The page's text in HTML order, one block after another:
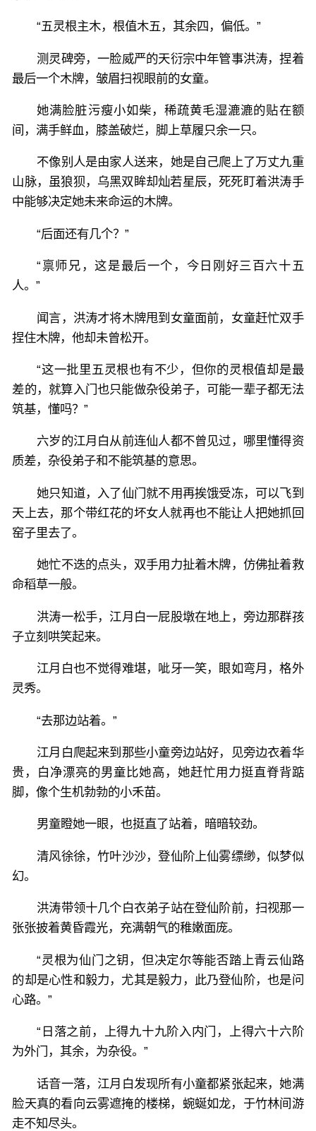
白嫖请有白嫖的基本素养，除了夸我，白嫖请不要发
无CP！
“五灵根主木，根值木五，其余四，偏低。”
测灵碑旁，一脸威严的天衍宗中年管事洪涛，捏着
最后一个木牌，皱眉扫视眼前的女童。
她满脸脏污瘦小如柴，稀疏黄毛湿漉漉的贴在额
间，满手鲜血，膝盖破烂，脚上草履只余一只。
不像别人是由家人送来，她是自己爬上了万丈九重
山脉，虽狼狈，乌黑双眸却灿若星辰，死死盯着洪涛手
中能够决定她未来命运的木牌。
“后面还有几个？”
“禀师兄，这是最后一个，今日刚好三百六十五
人。”
闻言，洪涛才将木牌甩到女童面前，女童赶忙双手
捏住木牌，他却未曾松开。
“这一批里五灵根也有不少，但你的灵根值却是最
差的，就算入门也只能做杂役弟子，可能一辈子都无法
筑基，懂吗？”
六岁的江月白从前连仙人都不曾见过，哪里懂得资
质差，杂役弟子和不能筑基的意思。
她只知道，入了仙门就不用再挨饿受冻，可以飞到
天上去，那个带红花的坏女人就再也不能让人把她抓回
窑子里去了。
她忙不迭的点头，双手用力扯着木牌，仿佛扯着救
命稻草一般。
洪涛一松手，江月白一屁股墩在地上，旁边那群孩
子立刻哄笑起来。
江月白也不觉得难堪，呲牙一笑，眼如弯月，格外
灵秀。
“去那边站着。”
江月白爬起来到那些小童旁边站好，见旁边衣着华
贵，白净漂亮的男童比她高，她赶忙用力挺直脊背踮
脚，像个生机勃勃的小禾苗。
男童瞪她一眼，也挺直了站着，暗暗较劲。
清风徐徐，竹叶沙沙，登仙阶上仙雾缥缈，似梦似
幻。
洪涛带领十几个白衣弟子站在登仙阶前，扫视那一
张张披着黄昏霞光，充满朝气的稚嫩面庞。
“灵根为仙门之钥，但决定尔等能否踏上青云仙路
的却是心性和毅力，尤其是毅力，此乃登仙阶，也是问
心路。”
“日落之前，上得九十九阶入内门，上得六十六阶
为外门，其余，为杂役。”
话音一落，江月白发现所有小童都紧张起来，她满
脸天真的看向云雾遮掩的楼梯，蜿蜒如龙，于竹林间游
走不知尽头。